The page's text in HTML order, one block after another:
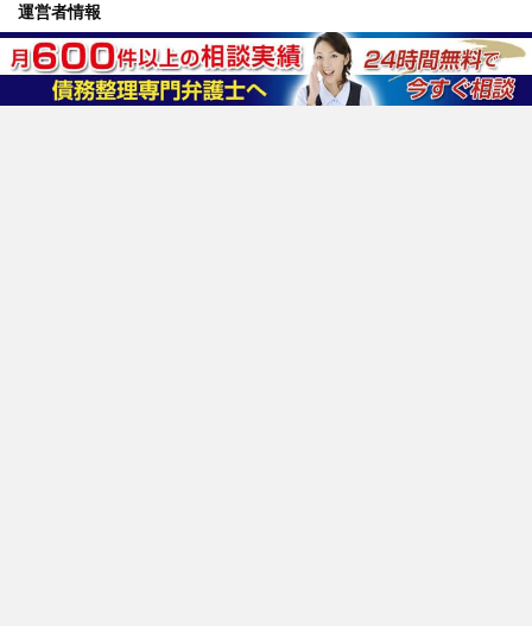
運営者情報
運営会社情報
お問い合わせ
プライバシーポリシー
コンプライアンスポリシー
情報セキュリティポリシー
反社会的勢力排除ポリシー